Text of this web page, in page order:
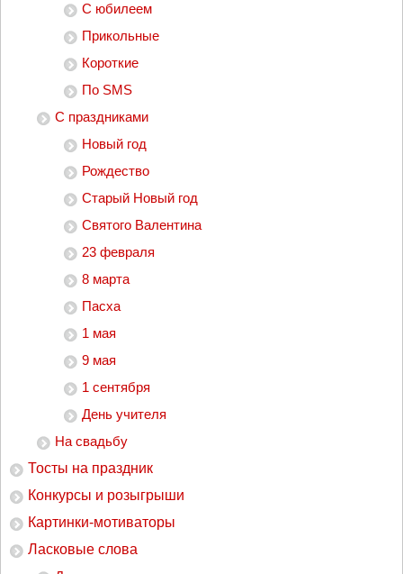
С юбилеем
Прикольные
Короткие
По SMS
С праздниками
Новый год
Рождество
Старый Новый год
Святого Валентина
23 февраля
8 марта
Пасха
1 мая
9 мая
1 сентября
День учителя
На свадьбу
Тосты на праздник
Конкурсы и розыгрыши
Картинки-мотиваторы
Ласковые слова